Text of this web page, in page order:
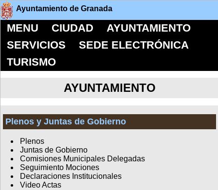
Ayuntamiento de Granada
MENU CIUDAD
AYUNTAMIENTO
SERVICIOS
SEDE ELECTRÓNICA
TURISMO
AYUNTAMIENTO
Plenos y Juntas de Gobierno
Plenos
Juntas de Gobierno
Comisiones Municipales Delegadas
Seguimiento Mociones
Declaraciones Institucionales
Video Actas